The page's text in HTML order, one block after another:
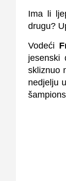
Ima li
drugu?
Vodeći
jesenski
skliznuo
nedjelju